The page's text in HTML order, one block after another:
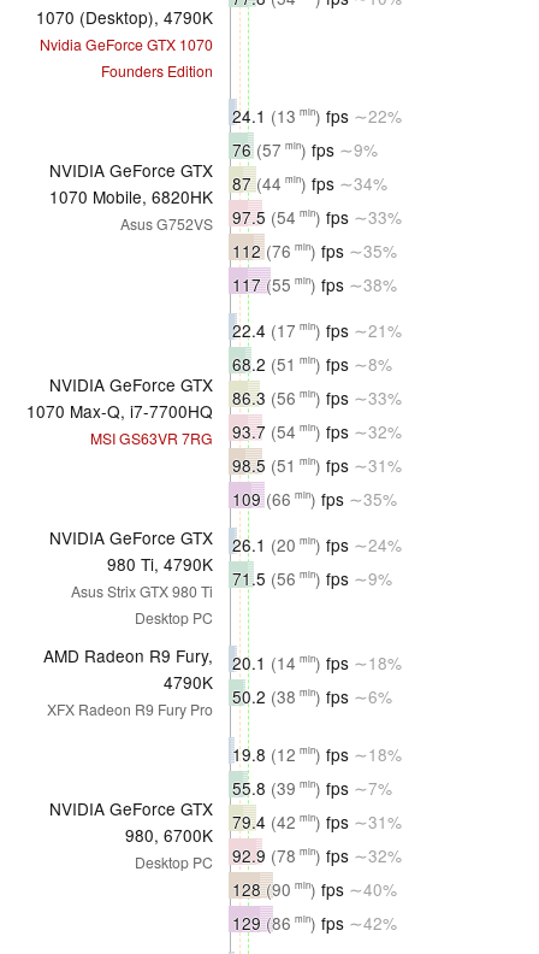
1070 (Desktop), 4790K
Nvidia GeForce GTX 1070
Founders Edition
NVIDIA GeForce GTX
1070 Mobile, 6820HK
Asus G752VS
24.1 (13 min) fps ∼22%
76(57 min) fps ∼9%
87(44 min) fps ∼34%
97.5 (54 min) fps ∼33%
112(76 min) fps ∼35%
117(55 min) fps ∼38%
NVIDIA GeForce GTX
1070 Max-Q, i7-7700HQ
MSI GS63VR 7RG
22.4 (17 min) fps ∼21%
68.2 (51 min) fps ∼8%
86.3 (56 min) fps ∼33%
93.7 (54 min) fps ∼32%
98.5 (51 min) fps ∼31%
109(66 min) fps ∼35%
NVIDIA GeForce GTX
980 Ti, 4790K
Asus Strix GTX 980 Ti
Desktop PC
26.1 (20 min) fps ∼24%
71.5 (56 min) fps ∼9%
AMD Radeon R9 Fury,
4790K
XFX Radeon R9 Fury Pro
20.1 (14 min) fps ∼18%
50.2 (38 min) fps ∼6%
NVIDIA GeForce GTX
980, 6700K
Desktop PC
19.8 (12 min) fps ∼18%
55.8 (39 min) fps ∼7%
79.4 (42 min) fps ∼31%
92.9 (78 min) fps ∼32%
128(90 min) fps ∼40%
129(86 min) fps ∼42%